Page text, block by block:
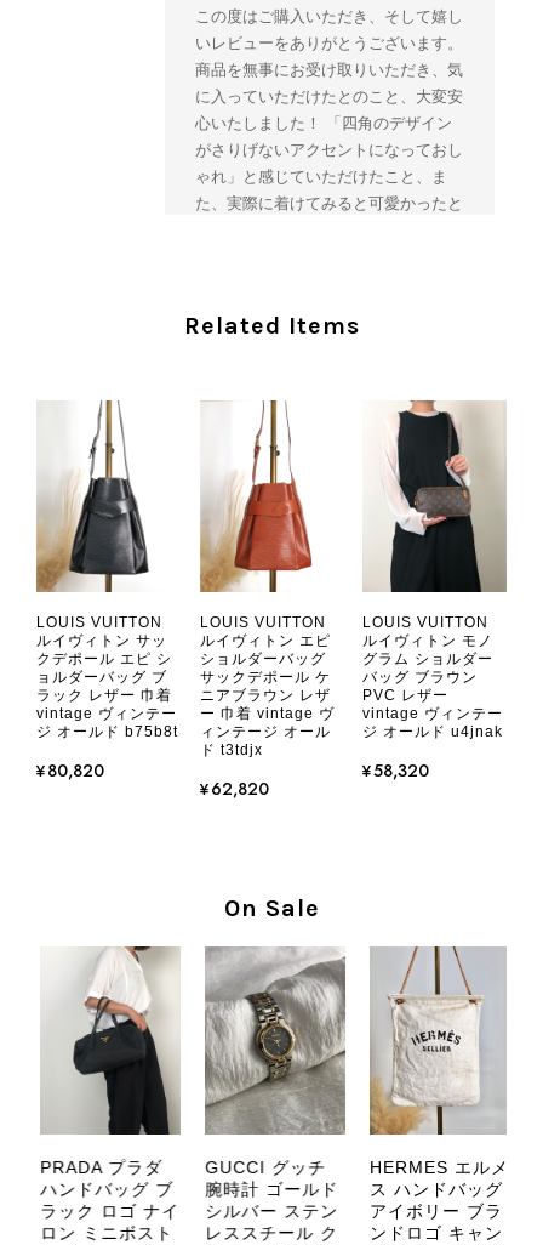
この度はご購入いただき、そして嬉し
いレビューをありがとうございます。
商品を無事にお受け取りいただき、気
に入っていただけたとのこと、大変安
心いたしました！ 「四角のデザイン
がさりげないアクセントになっておし
ゃれ」と感じていただけたこと、ま
た、実際に着けてみると可愛かったと
ご愛用いただけましたら幸いです。
談ください。 またご縁がございまし
たら、ぜひよろしくお願いいたしま
す。 VintageShop solo
2026/08/05
とても気に入りました、目立たないシャネルのロゴがとてもいい
です
この度はご購入いただき、そして素敵
心いたしました。 また、商品からヴ
じていただけたようで、スタッフ一同
大変励みになります！ ぜひこれから
末永くご愛用いただけましたら幸いで
す。 また気になる商品やご不明な点
などございましたら、いつでもお気軽
にご相談ください。 またご縁がござ
いましたら、ぜひよろしくお願いいた
します。 VintageShop solo
Related Items
LOUIS VUITTON
ルイヴィトン サッ
クデポール エピ シ
ョルダーバッグ ブ
ラック レザー 巾着
vintage ヴィンテー
ジ オールド b75b8t
¥80,820
LOUIS VUITTON
ルイヴィトン エピ
ショルダーバッグ
サックデポール ケ
ニアブラウン レザ
ー 巾着 vintage ヴ
ィンテージ オール
ド t3tdjx
¥62,820
LOUIS VUITTON
ルイヴィトン モノ
グラム ショルダー
バッグ ブラウン
PVC レザー
vintage ヴィンテー
ジ オールド u4jnak
¥58,320
On Sale
PRADA プラダ
ハンドバッグ ブ
ラック ロゴ ナイ
ロン ミニボスト
GUCCI グッチ
腕時計 ゴールド
シルバー ステン
レススチール ク
HERMES エルメ
ス ハンドバッグ
アイボリー ブラ
ンドロゴ キャン